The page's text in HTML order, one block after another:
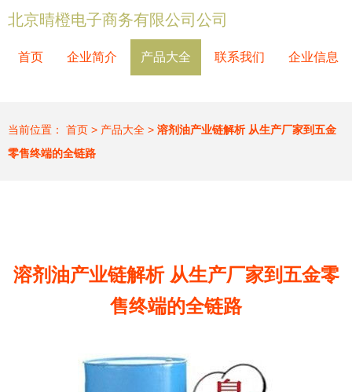
北京晴橙电子商务有限公司公司
首页 企业简介 产品大全 联系我们 企业信息
当前位置： 首页 > 产品大全 > 溶剂油产业链解析 从生产厂家到五金
零售终端的全链路
溶剂油产业链解析 从生产厂家到五金零
售终端的全链路